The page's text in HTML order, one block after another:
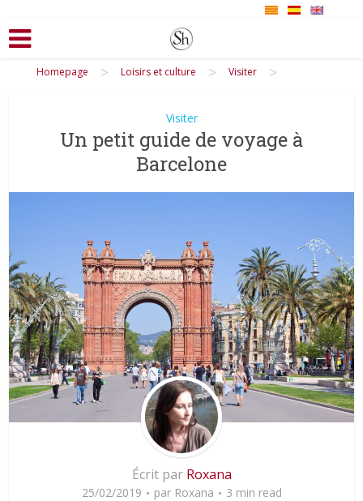
Homepage > Loisirs et culture > Visiter >
Visiter
Un petit guide de voyage à
Barcelone
Écrit par Roxana
25/02/2019 par Roxana 3 min read